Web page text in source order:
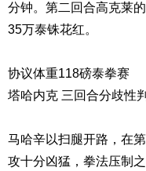
分钟。第二回合高克莱
35万泰铢花红。
协议体重118磅泰拳赛
塔哈内克 三回合分歧性
马哈辛以扫腿开路，在
攻十分凶猛，拳法压制